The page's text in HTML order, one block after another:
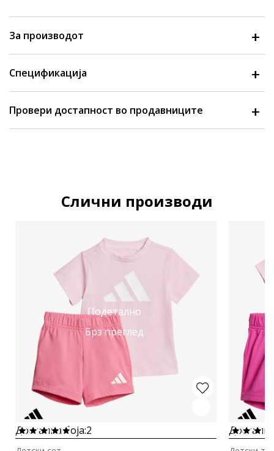
За производот
Спецификација
Провери достапност во продавниците
Слични производи
Подетално
Брз преглед
Достапна боја:2